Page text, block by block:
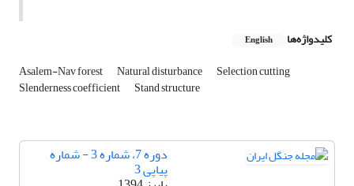
کلیدواژه‌ها English
Asalem-Nav forest Natural disturbance Selection cutting
Slenderness coefficient Stand structure
دوره 7، شماره 3 - شماره
پیاپی 3